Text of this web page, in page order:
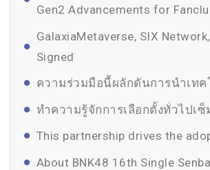
Gen2 Advancements for
GalaxiaMetaverse, SIX
Signed
ความร่วมมือนี้ผลักดันการนำเท
ทำความรู้จักการเลือกตั้งทั่วไปเ
This partnership drives the
About BNK48 16th Single